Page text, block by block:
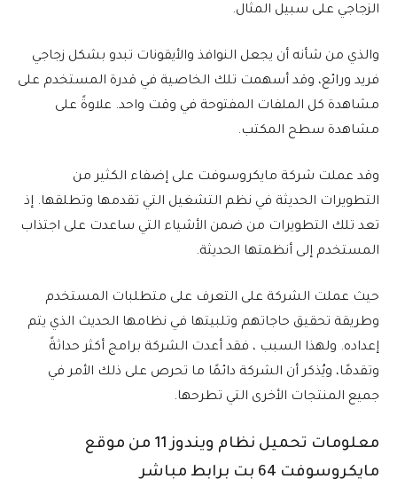
الزجاجي على سبيل المثال.
والذي من شأنه أن يجعل النوافذ والأيقونات تبدو بشكل زجاجي
فريد ورائع، وقد أسهمت تلك الخاصية في قدرة المستخدم على
مشاهدة كل الملفات المفتوحة في وقت واحد. علاوةً على
مشاهدة سطح المكتب.
وقد عملت شركة مايكروسوفت على إضفاء الكثير من
التطويرات الحديثة في نظم التشغيل التي تقدمها وتطلقها. إذ
تعد تلك التطويرات من ضمن الأشياء التي ساعدت على اجتذاب
المستخدم إلى أنظمتها الحديثة.
حيث عملت الشركة على التعرف على متطلبات المستخدم
وطريقة تحقيق حاجاتهم وتلبيتها في نظامها الحديث الذي يتم
إعداده. ولهذا السبب ، فقد أعدت الشركة برامج أكثر حداثةً
وتقدمًا، ويُذكر أن الشركة دائمًا ما تحرص على ذلك الأمر في
جميع المنتجات الأخرى التي تطرحها.
معلومات تحميل نظام ويندوز 11 من موقع
مايكروسوفت 64 بت برابط مباشر